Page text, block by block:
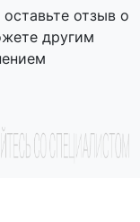
отзыв о
другим